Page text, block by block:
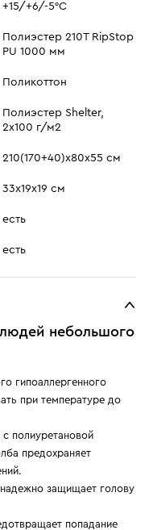
+15/+6/-5°C
Полиэстер 210T RipStop
PU 1000 мм
Поликоттон
Полиэстер Shelter,
2х100 г/м2
210(170+40)х80х55 см
33х19х19 см
есть
есть
небольшого
гипоаллергенного
при температуре до
полиуретановой
предохраняет
защищает голову
попадание